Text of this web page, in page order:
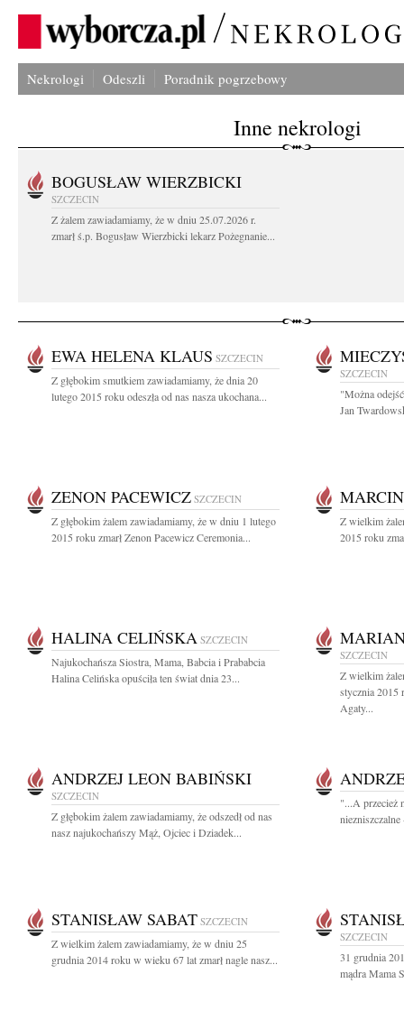
Nekrologi Odeszli Poradnik pogrzebowy
Inne nekrologi
BOGUSŁAW WIERZBICKI
SZCZECIN
Z żalem zawiadamiamy, że w dniu 25.07.2026 r.
zmarł ś.p. Bogusław Wierzbicki lekarz Pożegnanie...
EWA HELENA KLAUS SZCZECIN
Z głębokim smutkiem zawiadamiamy, że dnia 20
lutego 2015 roku odeszła od nas nasza ukochana...
SZCZECIN
"Można
Jan
ZENON PACEWICZ SZCZECIN
Z głębokim żalem zawiadamiamy, że w dniu 1 lutego
2015 roku zmarł Zenon Pacewicz Ceremonia...
Z wielkim
2015 roku
HALINA CELIŃSKA SZCZECIN
Najukochańsza Siostra, Mama, Babcia i Prababcia
Halina Celińska opuściła ten świat dnia 23...
SZCZECIN
Z wielkim
stycznia 2015
Agaty...
ANDRZEJ LEON BABIŃSKI
SZCZECIN
Z głębokim żalem zawiadamiamy, że odszedł od nas
nasz najukochańszy Mąż, Ojciec i Dziadek...
"...A przecież
STANISŁAW SABAT SZCZECIN
Z wielkim żalem zawiadamiamy, że w dniu 25
grudnia 2014 roku w wieku 67 lat zmarł nagle nasz...
SZCZECIN
31 grudnia
mądra Mama